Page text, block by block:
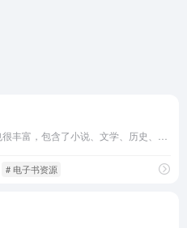
# 电子书资源